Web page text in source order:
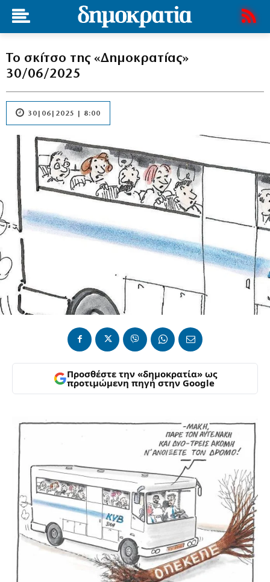
Το σκίτσο της «Δημοκρατίας»
30/06/2025
30|06|2025 | 8:00
Προσθέστε την «δημοκρατία» ως
προτιμώμενη πηγή στην Google